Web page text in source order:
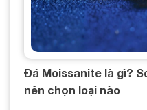
Đá Moissanite là gì?
nên chọn loại nào